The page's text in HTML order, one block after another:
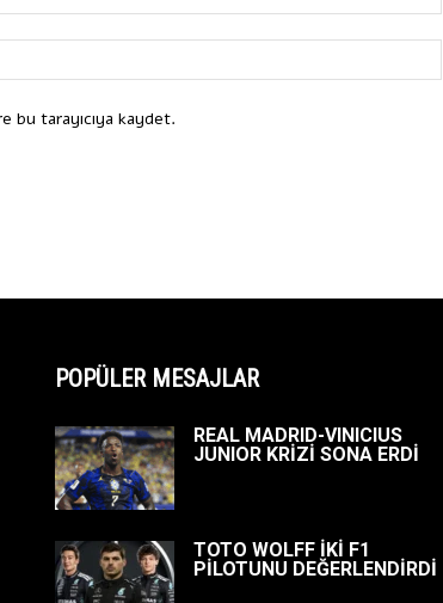
bu tarayıcıya kaydet.
POPÜLER MESAJLAR
REAL MADRID-VINICIUS
JUNIOR KRİZİ SONA ERDİ
TOTO WOLFF İKİ F1
PİLOTUNU DEĞERLENDİRDİ